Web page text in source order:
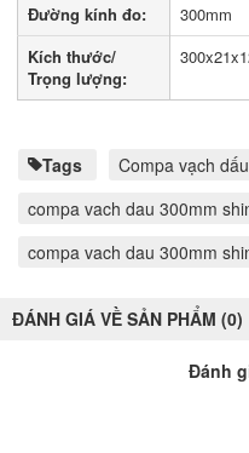
Đường kính đo:
300mm
Kích thước/
Trọng lượng:
Tags
Compa vạch
compa vach dau 300mm
compa vach dau 300mm
ĐÁNH GIÁ VỀ SẢN PHẨM (0)
Đánh